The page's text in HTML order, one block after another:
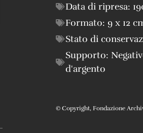
Data di ripresa:
Formato: 9 x 12
Stato di
Supporto:
d'argento
© Copyright, Fondazione